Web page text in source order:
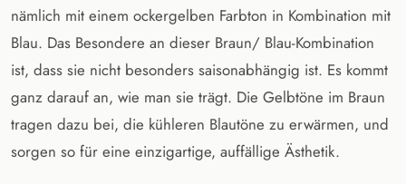
nämlich mit einem ockergelben Farbton in Kombination mit
Blau. Das Besondere an dieser Braun/ Blau-Kombination
ist, dass sie nicht besonders saisonabhängig ist. Es kommt
ganz darauf an, wie man sie trägt. Die Gelbtöne im Braun
tragen dazu bei, die kühleren Blautöne zu erwärmen, und
sorgen so für eine einzigartige, auffällige Ästhetik.